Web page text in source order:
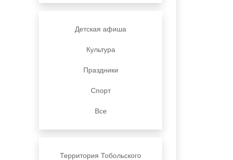
Детская афиша
Культура
Праздники
Спорт
Все
Территория Тобольского